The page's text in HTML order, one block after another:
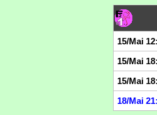
15/Mai
15/Mai
15/Mai
18/Mai